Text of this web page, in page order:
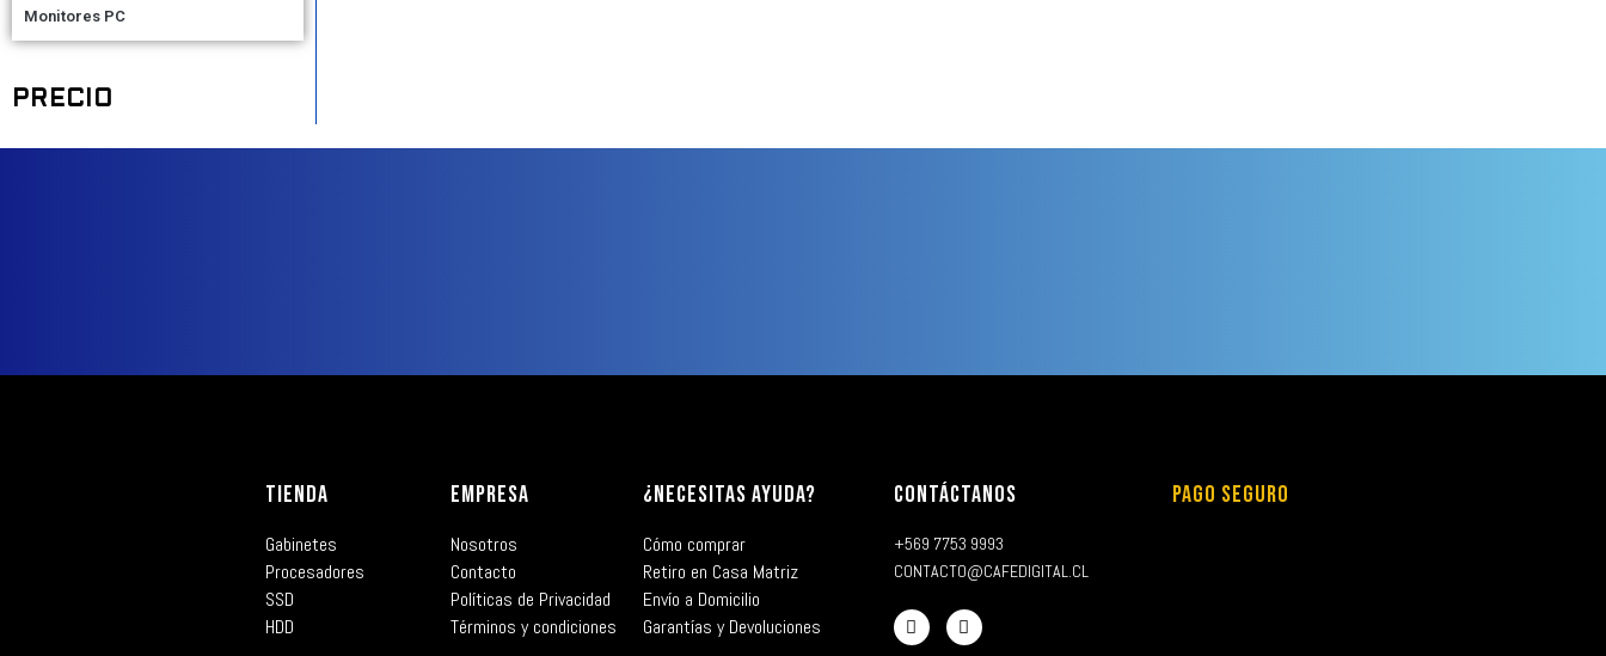
Monitores PC
PRECIO
TIENDA
Gabinetes
Procesadores
SSD
HDD
EMPRESA
Nosotros
Contacto
Políticas de Privacidad
Términos y condiciones
¿NECESITAS AYUDA?
Cómo comprar
Retiro en Casa Matriz
Envío a Domicilio
Garantías y Devoluciones
CONTÁCTANOS
+569 7753 9993
CONTACTO@CAFEDIGITAL.CL
PAGO SEGURO